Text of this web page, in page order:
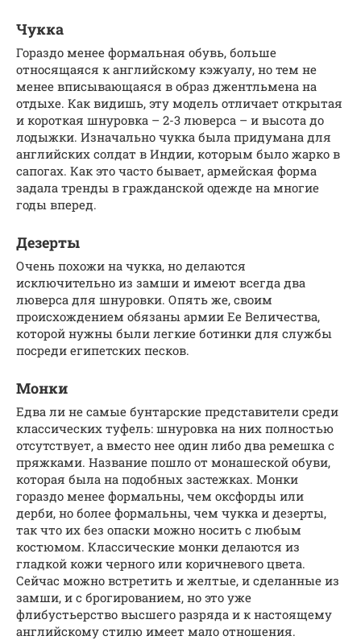
Чукка
Гораздо менее формальная обувь, больше
относящаяся к английскому кэжуалу, но тем не
менее вписывающаяся в образ джентльмена на
отдыхе. Как видишь, эту модель отличает открытая
и короткая шнуровка – 2-3 люверса – и высота до
лодыжки. Изначально чукка была придумана для
английских солдат в Индии, которым было жарко в
сапогах. Как это часто бывает, армейская форма
задала тренды в гражданской одежде на многие
годы вперед.
Дезерты
Очень похожи на чукка, но делаются
исключительно из замши и имеют всегда два
люверса для шнуровки. Опять же, своим
происхождением обязаны армии Ее Величества,
которой нужны были легкие ботинки для службы
посреди египетских песков.
Монки
Едва ли не самые бунтарские представители среди
классических туфель: шнуровка на них полностью
отсутствует, а вместо нее один либо два ремешка с
пряжками. Название пошло от монашеской обуви,
которая была на подобных застежках. Монки
гораздо менее формальны, чем оксфорды или
дерби, но более формальны, чем чукка и дезерты,
так что их без опаски можно носить с любым
костюмом. Классические монки делаются из
гладкой кожи черного или коричневого цвета.
Сейчас можно встретить и желтые, и сделанные из
замши, и с брогированием, но это уже
флибустьерство высшего разряда и к настоящему
английскому стилю имеет мало отношения.